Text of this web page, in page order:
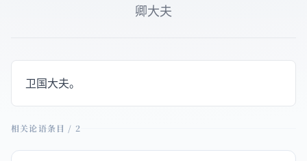
卿大夫
卫国大夫。
相关论语条目 / 2